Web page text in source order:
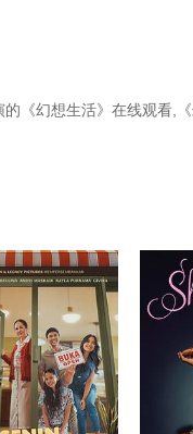
的《幻想生活》在线观看,